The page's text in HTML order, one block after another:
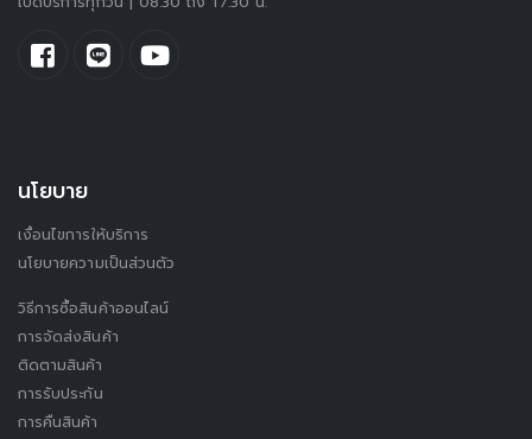
นโยบาย
เงื่อนไขการให้บริการ
นโยบายความเป็นส่วนตัว
วิธีการซื้อสินค้าออนไลน์
การจัดส่งสินค้า
ติดตามสินค้า
การรับประกัน
การคืนสินค้า